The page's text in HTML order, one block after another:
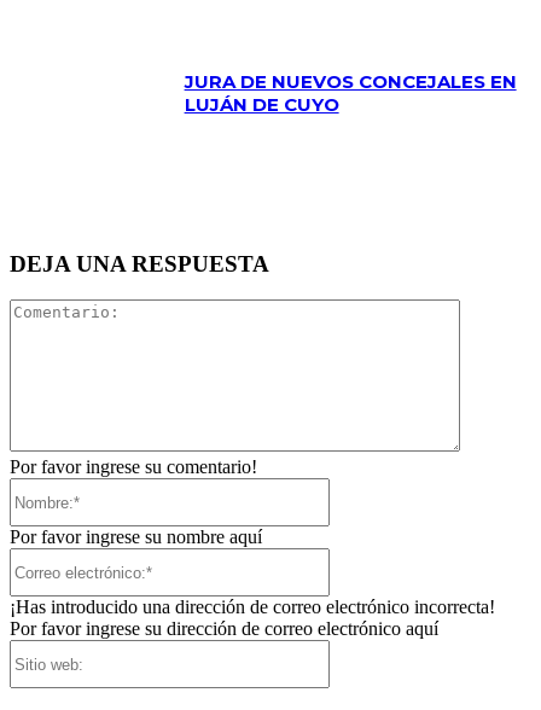
JURA DE NUEVOS CONCEJALES EN
LUJÁN DE CUYO
DEJA UNA RESPUESTA
Por favor ingrese su comentario!
Por favor ingrese su nombre aquí
¡Has introducido una dirección de correo electrónico incorrecta!
Por favor ingrese su dirección de correo electrónico aquí